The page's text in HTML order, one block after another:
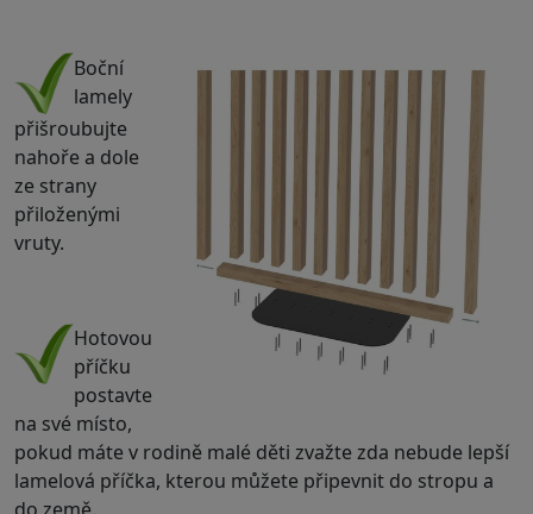
Boční
lamely
přišroubujte
nahoře a dole
ze strany
přiloženými
vruty.
Hotovou
příčku
postavte
na své místo,
pokud máte v rodině malé děti zvažte zda nebude lepší
lamelová příčka, kterou můžete připevnit do stropu a